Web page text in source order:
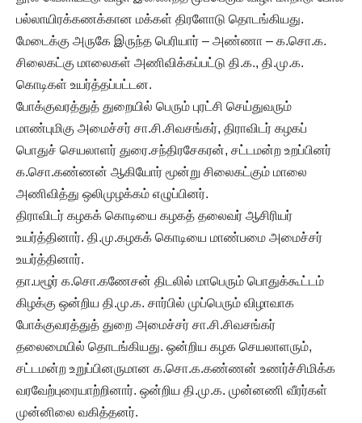
பல்லாயிரக்கணக்கான மக்கள் திரளோடு தொடங்கியது.
மேடைக்கு அருகே இருந்த பெரியார் – அண்ணா – க.சொ.க.
சிலைகட்கு மாலைகள் அணிவிக்கப்பட்டு தி.க., தி.மு.க.
கொடிகள் உயர்த்தப்பட்டன.
போக்குவரத்துத் துறையில் பெரும் புரட்சி செய்துவரும்
மாண்புமிகு அமைச்சர் சா.சி.சிவசங்கர், திராவிடர் கழகப்
பொதுச் செயலாளர் துரை.சந்திரசேகரன், சட்டமன்ற உறப்பினர்
க.சொ.கண்ணன் ஆகியோர் மூன்று சிலைகட்கும் மாலை
அணிவித்து ஒலிமுழக்கம் எழுப்பினர்.
திராவிடர் கழகக் கொடியை கழகத் தலைவர் ஆசிரியர்
உயர்த்தினார். தி.மு.கழகக் கொடியை மாண்பமை அமைச்சர்
உயர்த்தினார்.
தா.பழூர் க.சொ.கணேசன் திடலில் மாபெரும் பொதுக்கூட்டம்
கிழக்கு ஒன்றிய தி.மு.க. சார்பில் முப்பெரும் விழாவாக
போக்குவரத்துத் துறை அமைச்சர் சா.சி.சிவசங்கர்
தலைமையில் தொடங்கியது. ஒன்றிய கழக செயலாளரும்,
சட்டமன்ற உறுப்பினருமான க.சொ.க.கண்ணன் உணர்ச்சிமிக்க
வரவேற்புரையாற்றினார். ஒன்றிய தி.மு.க. முன்னணி வீரர்கள்
முன்னிலை வகித்தனர்.